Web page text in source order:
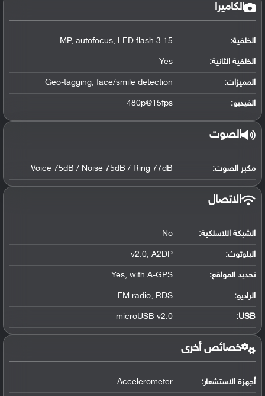
الكاميرا
الخلفية: 3.15 MP, autofocus, LED flash
الخلفية الثانية: Yes
المميزات: Geo-tagging, face/smile detection
الفيديو: 480p@15fps
الصوت
مكبر الصوت: Voice 75dB / Noise 75dB / Ring 77dB
الاتصال
الشبكة اللاسلكية: No
البلوتوث:
v2.0, A2DP
تحديد المواقع:
Yes, with A-GPS
الراديو: FM radio, RDS
USB
:
microUSB v2.0
خصائص أخرى
أجهزة الاستشعار: Accelerometer